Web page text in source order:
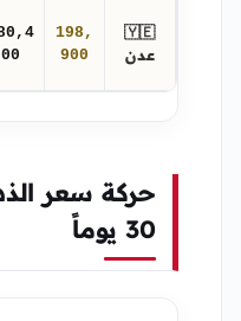
🇾🇪
عدن
198,
900
00
حركة سعر
30 يوماً